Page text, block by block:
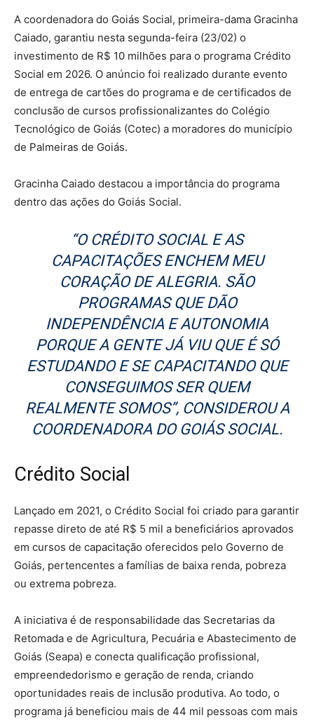
A coordenadora do Goiás Social, primeira-dama Gracinha
Caiado, garantiu nesta segunda-feira (23/02) o
investimento de R$ 10 milhões para o programa Crédito
Social em 2026. O anúncio foi realizado durante evento
de entrega de cartões do programa e de certificados de
conclusão de cursos profissionalizantes do Colégio
Tecnológico de Goiás (Cotec) a moradores do município
de Palmeiras de Goiás.
Gracinha Caiado destacou a importância do programa
dentro das ações do Goiás Social.
“O CRÉDITO SOCIAL E AS
CAPACITAÇÕES ENCHEM MEU
CORAÇÃO DE ALEGRIA. SÃO
PROGRAMAS QUE DÃO
INDEPENDÊNCIA E AUTONOMIA
PORQUE A GENTE JÁ VIU QUE É SÓ
ESTUDANDO E SE CAPACITANDO QUE
CONSEGUIMOS SER QUEM
REALMENTE SOMOS”, CONSIDEROU A
COORDENADORA DO GOIÁS SOCIAL.
Crédito Social
Lançado em 2021, o Crédito Social foi criado para garantir
repasse direto de até R$ 5 mil a beneficiários aprovados
em cursos de capacitação oferecidos pelo Governo de
Goiás, pertencentes a famílias de baixa renda, pobreza
ou extrema pobreza.
A iniciativa é de responsabilidade das Secretarias da
Retomada e de Agricultura, Pecuária e Abastecimento de
Goiás (Seapa) e conecta qualificação profissional,
empreendedorismo e geração de renda, criando
oportunidades reais de inclusão produtiva. Ao todo, o
programa já beneficiou mais de 44 mil pessoas com mais